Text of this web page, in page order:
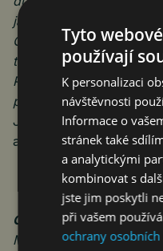
jak se tu budou cítit jeho
Chceme, aby lidé byli
turisté odjížděli s
Partnerství, jako je
pomáhají tuto představu
Jitka Hronešová,
a radní města
O projektu Město bez
Město bez kouře je
Tyto
používají
K personalizaci
návštěvnosti
Informace o
stránek také
a analytickými
kombinovat s
jste jim poskytli
při vašem
ochrany